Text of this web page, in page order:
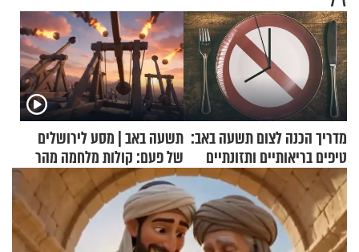
מדריך הכנה לצום תשעה באב:
טיפים בריאותיים ותזונתיים
לשמירה על הגוף
תשעה באב | מסע לירושלים
של פעם: קולות מלחמה מהר
הזיתים